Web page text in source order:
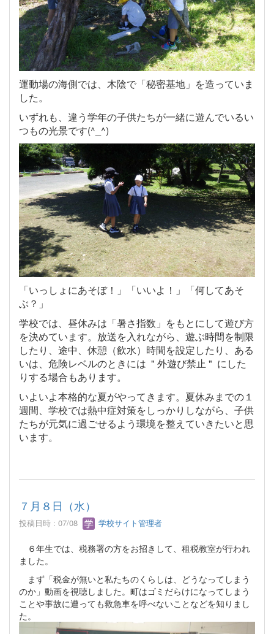
運動場の海側では、木陰で「秘密基地」を造っていま
した。
いずれも、違う学年の子供たちが一緒に遊んでいるい
つもの光景です(^_^)
「いっしょにあそぼ！」「いいよ！」「何してあそ
ぶ？」
学校では、昼休みは「暑さ指数」をもとにして遊び方
を決めています。放送を入れながら、遊ぶ時間を制限
したり、途中、休憩（飲水）時間を設定したり、ある
いは、危険レベルのときには " 外遊び禁止 " にした
りする場合もあります。
いよいよ本格的な夏がやってきます。夏休みまでの１
週間、学校では熱中症対策をしっかりしながら、子供
たちが元気に過ごせるよう環境を整えていきたいと思
います。
７月８日（水）
投稿日時 : 07/08 学校サイト管理者
６年生では、税務署の方をお招きして、租税教室が行われ
ました。
まず「税金が無いと私たちのくらしは、どうなってしまう
のか」動画を視聴しました。町はゴミだらけになってしまう
ことや事故に遭っても救急車を呼べないことなどを知りまし
た。